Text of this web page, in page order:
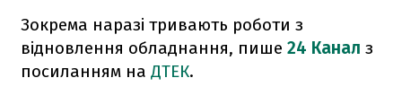
Зокрема наразі тривають роботи з
відновлення обладнання, пише 24 Канал з
посиланням на ДТЕК.